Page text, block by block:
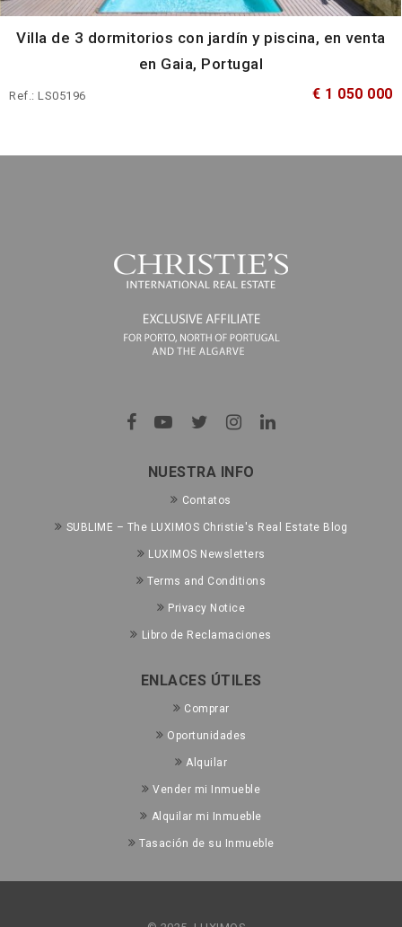
Villa de 3 dormitorios con jardín y piscina, en venta
en Gaia, Portugal
Ref.: LS05196 € 1 050 000
NUESTRA INFO
Contatos
SUBLIME – The LUXIMOS Christie's Real Estate Blog
LUXIMOS Newsletters
Terms and Conditions
Privacy Notice
Libro de Reclamaciones
ENLACES ÚTILES
Comprar
Oportunidades
Alquilar
Vender mi Inmueble
Alquilar mi Inmueble
Tasación de su Inmueble